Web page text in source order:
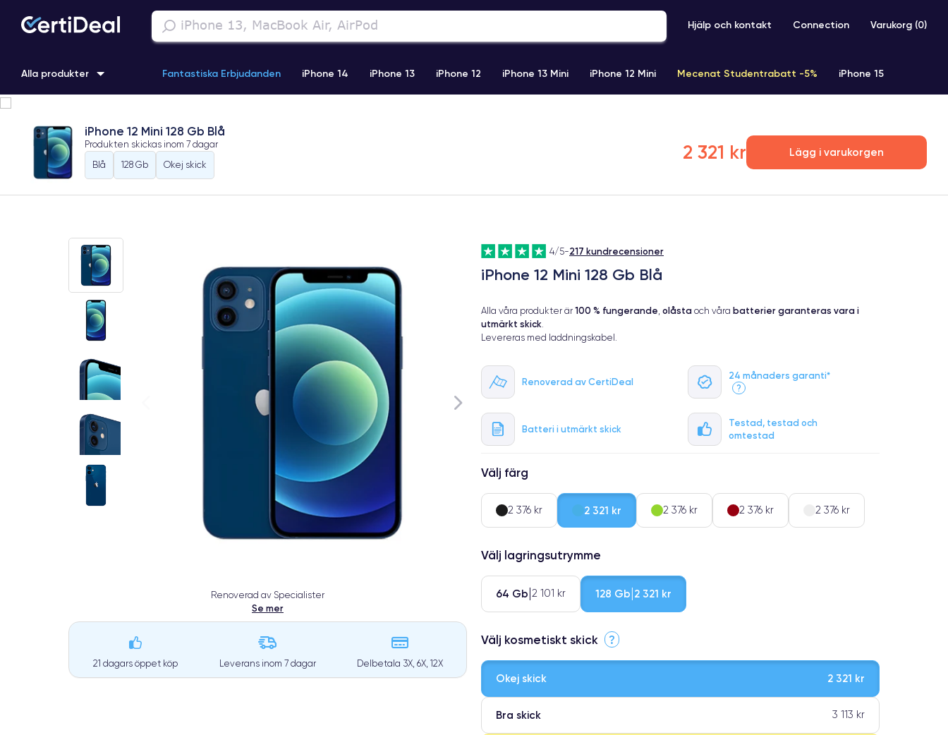
Hjälp och kontakt Connection Varukorg (0)
Alla produkter Fantastiska Erbjudanden iPhone 14 iPhone 13 iPhone 12 iPhone 13 Mini iPhone 12 Mini Mecenat Studentrabatt -5% iPhone 15
iPhone 11 Pro iPhone 15 Pro
iPhone 12 Mini 128 Gb Blå
Produkten skickas inom 7 dagar
Blå
128 Gb Okej skick
2 321 kr Lägg i varukorgen
Renoverad av Specialister
Se mer
21 dagars öppet köp Leverans inom 7 dagar Delbetala 3X, 6X, 12X
4/5-217 kundrecensioner
iPhone 12 Mini 128 Gb Blå
Alla våra produkter är 100 % fungerande olåsta och våra batterier garanteras vara i
utmärkt skick
Levereras med laddningskabel.
Renoverad av CertiDeal
24 månaders garanti*
?
Batteri i utmärkt skick
Testad, testad och
omtestad
Välj färg
2 376 kr 2 321 kr 2 376 kr 2 376 kr 2 376 kr
Välj lagringsutrymme
64 Gb 2 101 kr 128 Gb 2 321 kr
Välj kosmetiskt skick ?
Okej skick 2 321 kr
Bra skick 3 113 kr